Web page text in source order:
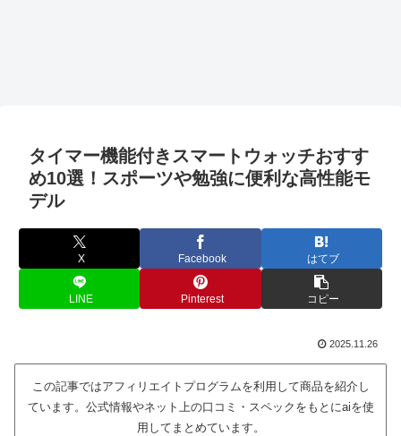
タイマー機能付きスマートウォッチおすす
め10選！スポーツや勉強に便利な高性能モ
デル
X Facebook はてブ
LINE Pinterest コピー
2025.11.26
この記事ではアフィリエイトプログラムを利用して商品を紹介し
ています。公式情報やネット上の口コミ・スペックをもとにaiを使
用してまとめています。